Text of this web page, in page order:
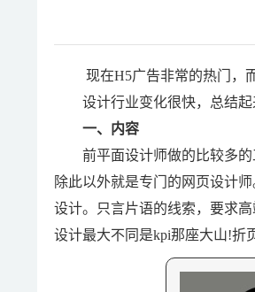
现在H5广告非常的热门，而
设计行业变化很快，总结起
一、内容
前平面设计师做的比较多的
除此以外就是专门的网页设计
设计。只言片语的线索，要求
设计最大不同是kpi那座大山!折